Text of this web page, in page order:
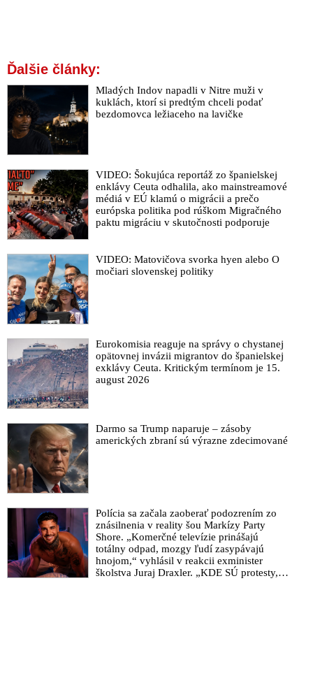
Ďalšie články:
Mladých Indov napadli v Nitre muži v
kuklách, ktorí si predtým chceli podať
bezdomovca ležiaceho na lavičke
VIDEO: Šokujúca reportáž zo španielskej
enklávy Ceuta odhalila, ako mainstreamové
médiá v EÚ klamú o migrácii a prečo
európska politika pod rúškom Migračného
paktu migráciu v skutočnosti podporuje
VIDEO: Matovičova svorka hyen alebo O
močiari slovenskej politiky
Eurokomisia reaguje na správy o chystanej
opätovnej invázii migrantov do španielskej
exklávy Ceuta. Kritickým termínom je 15.
august 2026
Darmo sa Trump naparuje – zásoby
amerických zbraní sú výrazne zdecimované
Polícia sa začala zaoberať podozrením zo
znásilnenia v reality šou Markízy Party
Shore. „Komerčné televízie prinášajú
totálny odpad, mozgy ľudí zasypávajú
hnojom,“ vyhlásil v reakcii exminister
školstva Juraj Draxler. „KDE SÚ protesty,